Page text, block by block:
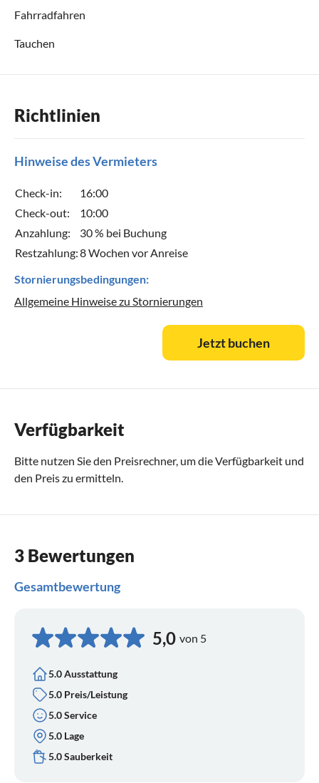
Fahrradfahren
Tauchen
Richtlinien
Hinweise des Vermieters
Check-in:
16:00
Check-out:
10:00
Anzahlung:
30 % bei Buchung
Restzahlung:8 Wochen vor Anreise
Stornierungsbedingungen:
Allgemeine Hinweise zu Stornierungen
Jetzt buchen
Verfügbarkeit
Bitte nutzen Sie den Preisrechner, um die Verfügbarkeit und
den Preis zu ermitteln.
3 Bewertungen
Gesamtbewertung
5,0 von 5
5.0 Ausstattung
5.0 Preis/Leistung
5.0 Service
5.0 Lage
5.0 Sauberkeit